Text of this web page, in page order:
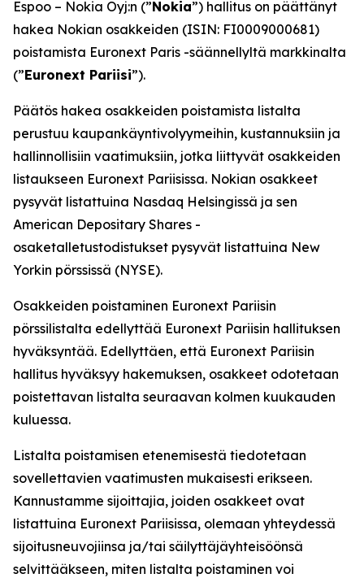
Espoo – Nokia Oyj:n (”Nokia”) hallitus on päättänyt
hakea Nokian osakkeiden (ISIN: FI0009000681)
poistamista Euronext Paris -säännellyltä markkinalta
(”Euronext Pariisi”).
Päätös hakea osakkeiden poistamista listalta
perustuu kaupankäyntivolyymeihin, kustannuksiin ja
hallinnollisiin vaatimuksiin, jotka liittyvät osakkeiden
listaukseen Euronext Pariisissa. Nokian osakkeet
pysyvät listattuina Nasdaq Helsingissä ja sen
American Depositary Shares -
osaketalletustodistukset pysyvät listattuina New
Yorkin pörssissä (NYSE).
Osakkeiden poistaminen Euronext Pariisin
pörssilistalta edellyttää Euronext Pariisin hallituksen
hyväksyntää. Edellyttäen, että Euronext Pariisin
hallitus hyväksyy hakemuksen, osakkeet odotetaan
poistettavan listalta seuraavan kolmen kuukauden
kuluessa.
Listalta poistamisen etenemisestä tiedotetaan
sovellettavien vaatimusten mukaisesti erikseen.
Kannustamme sijoittajia, joiden osakkeet ovat
listattuina Euronext Pariisissa, olemaan yhteydessä
sijoitusneuvojiinsa ja/tai säilyttäjäyhteisöönsä
selvittääkseen, miten listalta poistaminen voi